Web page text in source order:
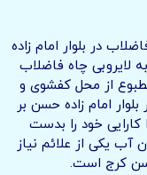
در بلوار امام زاده
لایروبی چاه فاضلاب
از محل کفشوی و
امام زاده حسن بر
خود را بدست
آب یکی از علائم نیاز
حسن کرج است.